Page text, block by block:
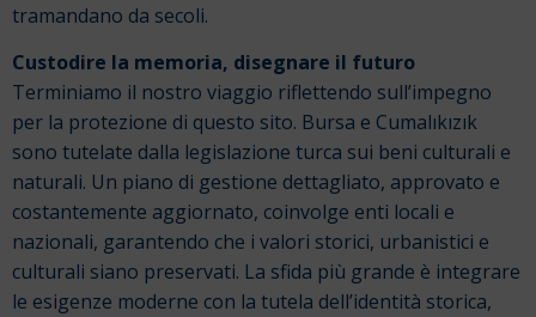
tramandano da secoli.
Custodire la memoria, disegnare il futuro
Terminiamo il nostro viaggio riflettendo sull’impegno
per la protezione di questo sito. Bursa e Cumalıkızık
sono tutelate dalla legislazione turca sui beni culturali e
naturali. Un piano di gestione dettagliato, approvato e
costantemente aggiornato, coinvolge enti locali e
nazionali, garantendo che i valori storici, urbanistici e
culturali siano preservati. La sfida più grande è integrare
le esigenze moderne con la tutela dell’identità storica,